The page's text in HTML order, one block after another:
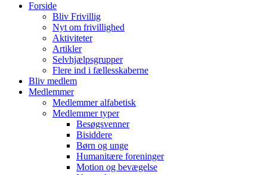
Forside
Bliv Frivillig
Nyt om frivillighed
Aktiviteter
Artikler
Selvhjælpsgrupper
Flere ind i fællesskaberne
Bliv medlem
Medlemmer
Medlemmer alfabetisk
Medlemmer typer
Besøgsvenner
Bisiddere
Børn og unge
Humanitære foreninger
Motion og bevægelse